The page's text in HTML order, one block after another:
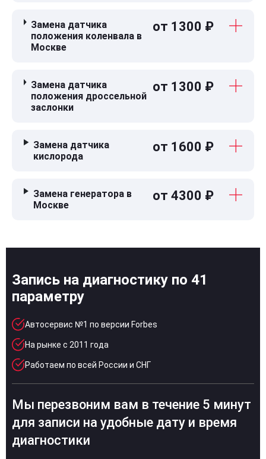
Замена датчика
положения коленвала в
Москве
от 1300 ₽
Замена датчика
положения дроссельной
заслонки
от 1300 ₽
Замена датчика
кислорода
от 1600 ₽
Замена генератора в
Москве
от 4300 ₽
Запись на диагностику по 41
параметру
Автосервис №1 по версии Forbes
На рынке с 2011 года
Работаем по всей России и СНГ
Мы перезвоним вам в течение 5 минут
для записи на удобные дату и время
диагностики